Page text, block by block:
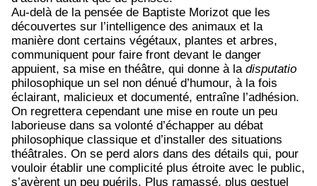
Au-delà de la pensée de Baptiste Morizot que les
découvertes sur l’intelligence des animaux et la
manière dont certains végétaux, plantes et arbres,
communiquent pour faire front devant le danger
appuient, sa mise en théâtre, qui donne à la disputatio
philosophique un sel non dénué d’humour, à la fois
éclairant, malicieux et documenté, entraîne l’adhésion.
On regrettera cependant une mise en route un peu
laborieuse dans sa volonté d’échapper au débat
philosophique classique et d’installer des situations
théâtrales. On se perd alors dans des détails qui, pour
vouloir établir une complicité plus étroite avec le public,
s’avèrent un peu puérils. Plus ramassé, plus gestuel